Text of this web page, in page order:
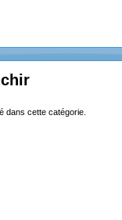
dans cette catégorie.